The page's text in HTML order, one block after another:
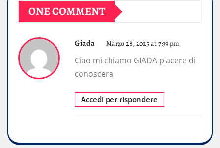
ONE COMMENT
Giada Marzo 28, 2025 at 7:39 pm
Ciao mi chiamo GIADA piacere di
conoscera
Accedi per rispondere